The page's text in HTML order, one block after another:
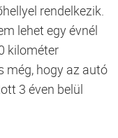
rendelkezik.
lehet egy évnél
kilométer
még, hogy az autó
3 éven belül